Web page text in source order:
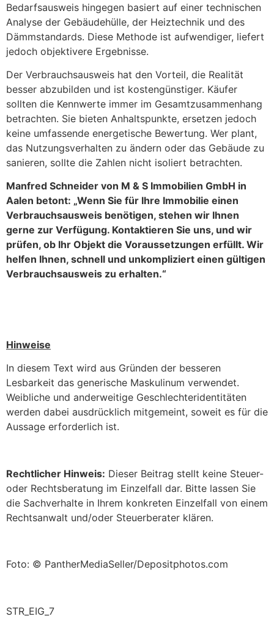
Bedarfsausweis hingegen basiert auf einer technischen
Analyse der Gebäudehülle, der Heiztechnik und des
Dämmstandards. Diese Methode ist aufwendiger, liefert
jedoch objektivere Ergebnisse.
Der Verbrauchsausweis hat den Vorteil, die Realität
besser abzubilden und ist kostengünstiger. Käufer
sollten die Kennwerte immer im Gesamtzusammenhang
betrachten. Sie bieten Anhaltspunkte, ersetzen jedoch
keine umfassende energetische Bewertung. Wer plant,
das Nutzungsverhalten zu ändern oder das Gebäude zu
sanieren, sollte die Zahlen nicht isoliert betrachten.
Manfred Schneider von M & S Immobilien GmbH in
Aalen betont: „Wenn Sie für Ihre Immobilie einen
Verbrauchsausweis benötigen, stehen wir Ihnen
gerne zur Verfügung. Kontaktieren Sie uns, und wir
prüfen, ob Ihr Objekt die Voraussetzungen erfüllt. Wir
helfen Ihnen, schnell und unkompliziert einen gültigen
Verbrauchsausweis zu erhalten.“
Hinweise
In diesem Text wird aus Gründen der besseren
Lesbarkeit das generische Maskulinum verwendet.
Weibliche und anderweitige Geschlechteridentitäten
werden dabei ausdrücklich mitgemeint, soweit es für die
Aussage erforderlich ist.
Rechtlicher Hinweis: Dieser Beitrag stellt keine Steuer-
oder Rechtsberatung im Einzelfall dar. Bitte lassen Sie
die Sachverhalte in Ihrem konkreten Einzelfall von einem
Rechtsanwalt und/oder Steuerberater klären.
Foto: © PantherMediaSeller/Depositphotos.com
STR_EIG_7